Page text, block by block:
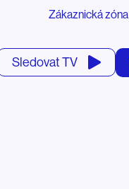
Zákaznická zóna
Sledovat TV